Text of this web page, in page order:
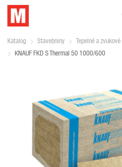
Katalog Stavebniny Tepelné a
KNAUF FKD S Thermal 50 1000/600